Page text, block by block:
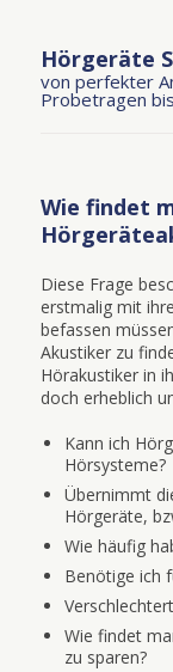
Hörgeräte
von perfekter
Probetragen
Wie findet
Diese Frage
erstmalig mit
befassen
Akustiker zu
Hörakustiker in
doch erheblich
Kann ich
Hörsysteme?
Übernimmt
Hörgeräte,
Wie häufig
Benötige ich
Wie findet
zu sparen?